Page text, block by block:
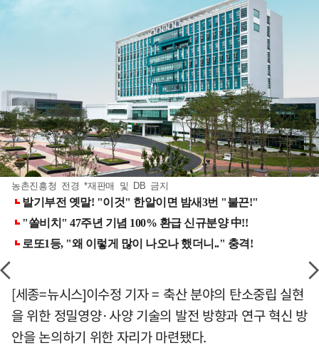
농촌진흥청 전경 *재판매 및 DB 금지
[세종=뉴시스]이수정 기자 = 축산 분야의 탄소중립 실현
을 위한 정밀영양·사양 기술의 발전 방향과 연구 혁신 방
안을 논의하기 위한 자리가 마련됐다.